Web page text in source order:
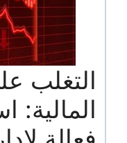
التغلب
المالية: